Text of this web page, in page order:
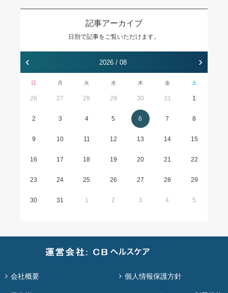
記事アーカイブ
日別で記事をご覧いただけます。
‹ 2026 / 08 ›
日 月 火 水 木 金 土
26 27 28 29 30 31 1
2 3 4 5 6 7 8
9 10 11 12 13 14 15
16 17 18 19 20 21 22
23 24 25 26 27 28 29
30 31 1 2 3 4 5
会社概要 個人情報保護方針